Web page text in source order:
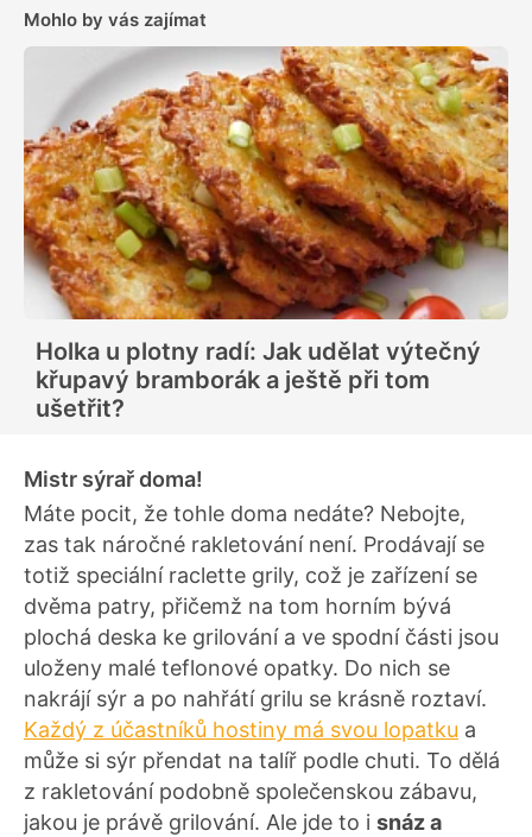
Mohlo by vás zajímat
Holka u plotny radí: Jak udělat výtečný
křupavý bramborák a ještě při tom
ušetřit?
Mistr sýrař doma!
Máte pocit, že tohle doma nedáte? Nebojte,
zas tak náročné rakletování není. Prodávají se
totiž speciální raclette grily, což je zařízení se
dvěma patry, přičemž na tom horním bývá
plochá deska ke grilování a ve spodní části jsou
uloženy malé teflonové opatky. Do nich se
nakrájí sýr a po nahřátí grilu se krásně roztaví.
Každý z účastníků hostiny má svou lopatku a
může si sýr přendat na talíř podle chuti. To dělá
z rakletování podobně společenskou zábavu,
jakou je právě grilování. Ale jde to i snáz a